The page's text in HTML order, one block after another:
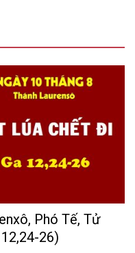
Phó Tế, Tử
26)